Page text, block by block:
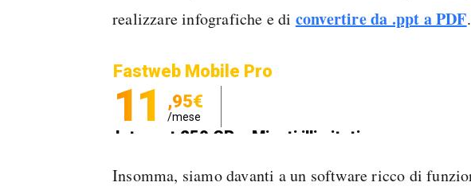
realizzare infografiche e di convertire da .ppt a PDF.
Fastweb Mobile Pro
11 ,95€
/mese
Internet 250 GB e Minuti illimitati
Insomma, siamo davanti a un software ricco di